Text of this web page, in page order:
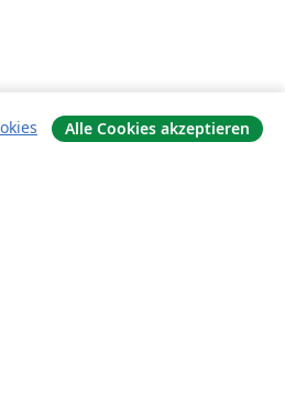
Alle Cookies akzeptieren